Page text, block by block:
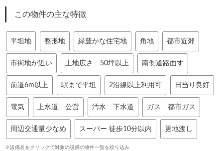
この物件の主な特徴
平坦地 整形地 緑豊かな住宅地 角地 都市近郊
市街地が近い 土地広さ 50坪以上 南側道路面す
前道6m以上 駅まで平坦 2沿線以上利用可 日当り良好
電気 上水道 公営 汚水 下水道 ガス 都市ガス
周辺交通量少なめ スーパー 徒歩10分以内 更地渡し
※設備名をクリックで対象の設備の物件一覧を絞り込み